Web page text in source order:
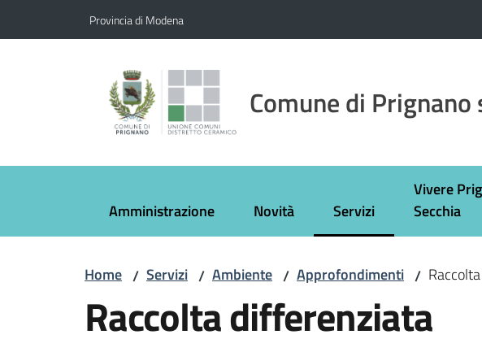
Provincia di Modena
Comune di Prignano
Amministrazione Novità Servizi
Menu selezionato
Vivere
Secchia
Home / Servizi / Ambiente / Approfondimenti /
Raccolta differenziata